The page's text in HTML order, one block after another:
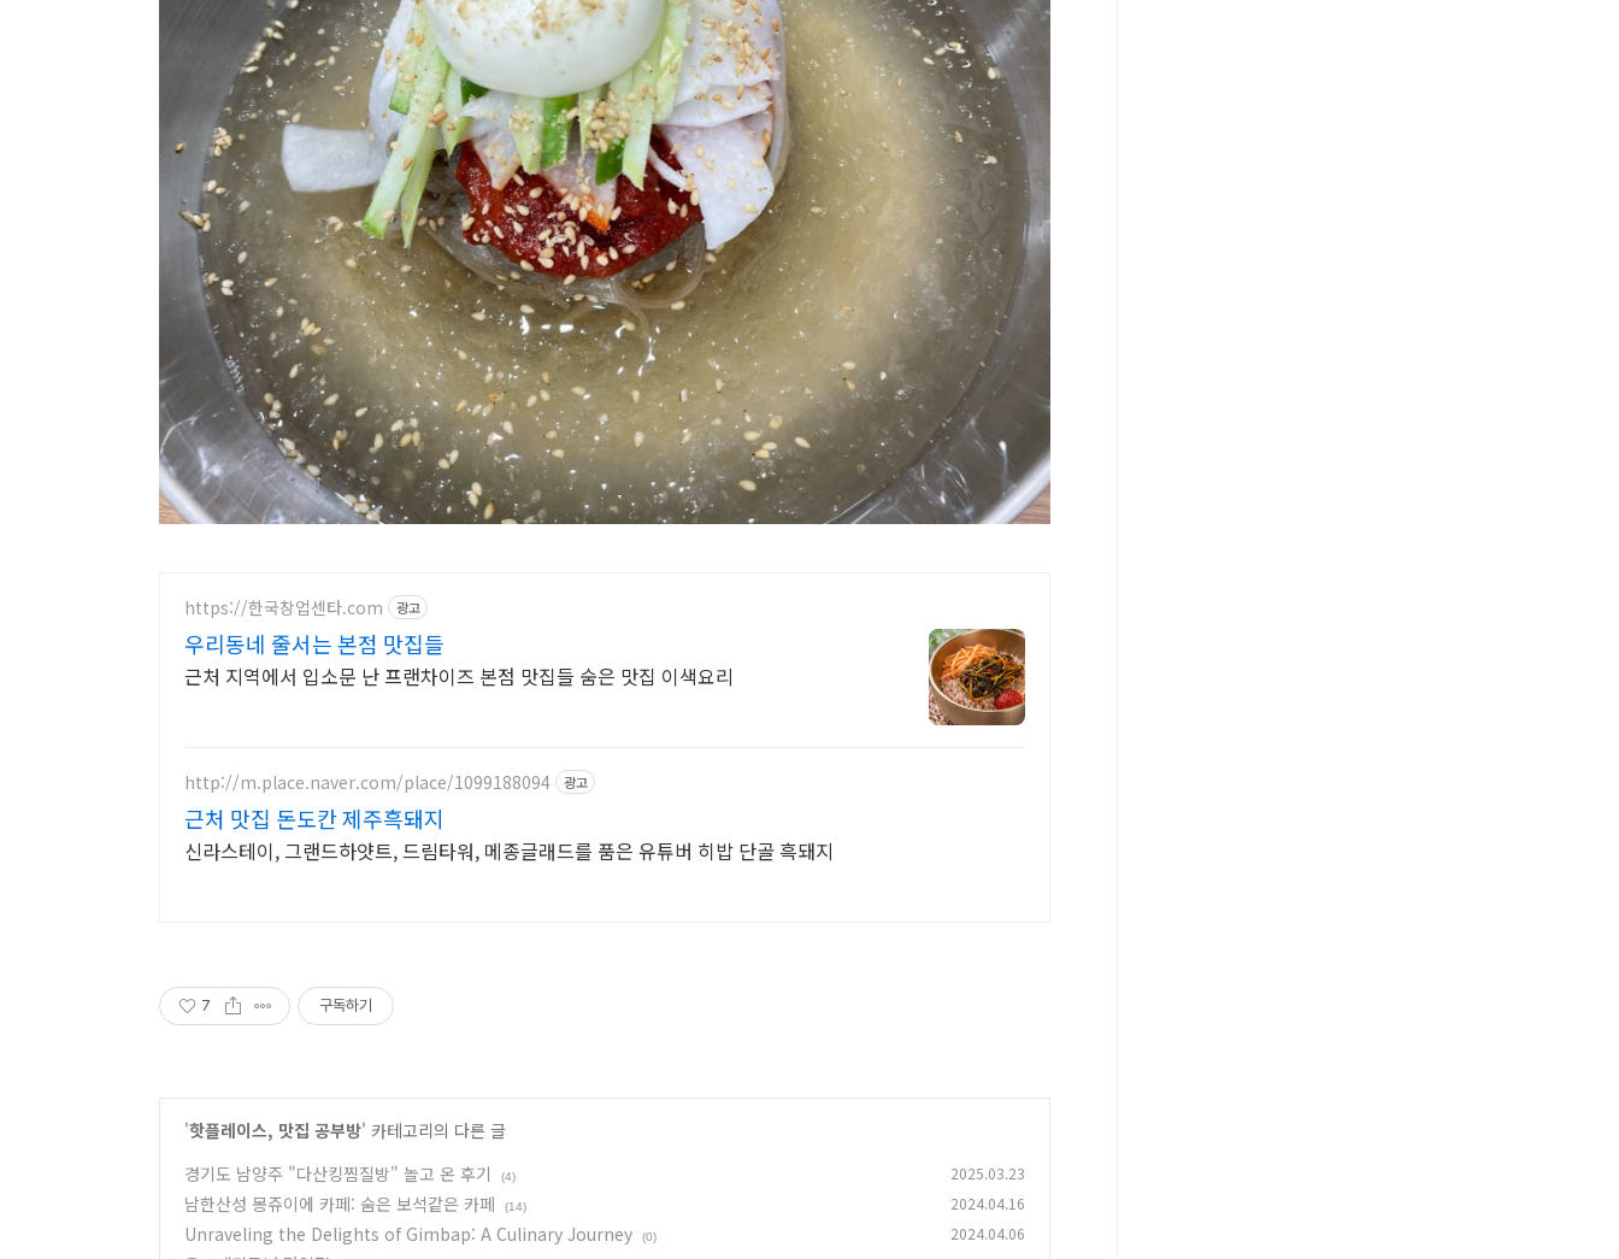
https://한국창업센타.com 광고
우리동네 줄서는 본점 맛집들
근처 지역에서 입소문 난 프랜차이즈 본점 맛집들 숨은 맛집 이색요리
http://m.place.naver.com/place/1099188094 광고
근처 맛집 돈도칸 제주흑돼지
신라스테이, 그랜드하얏트, 드림타워, 메종글래드를 품은 유튜버 히밥 단골 흑돼지
7 구독하기
'핫플레이스, 맛집 공부방' 카테고리의 다른 글
경기도 남양주 "다산킹찜질방" 놀고 온 후기
(4) 2025.03.23
남한산성 몽쥬이에 카페: 숨은 보석같은 카페 (14) 2024.04.16
Unraveling the Delights of Gimbap: A Culinary Journey (0) 2024.04.06